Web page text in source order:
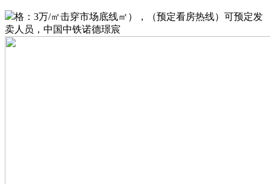
格：3万/㎡击穿市场底线㎡），（预定看房热线）可预定发
卖人员，中国中铁诺德璟宸